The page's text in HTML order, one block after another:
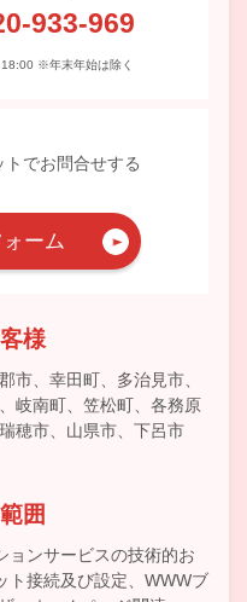
933-969
※年末年始は除く
トでお問合せする
ーム
様
市、幸田町、多治見市、
岐南町、笠松町、各務原
穂市、山県市、下呂市
囲
ョンサービスの技術的お
ト接続及び設定、WWWブ